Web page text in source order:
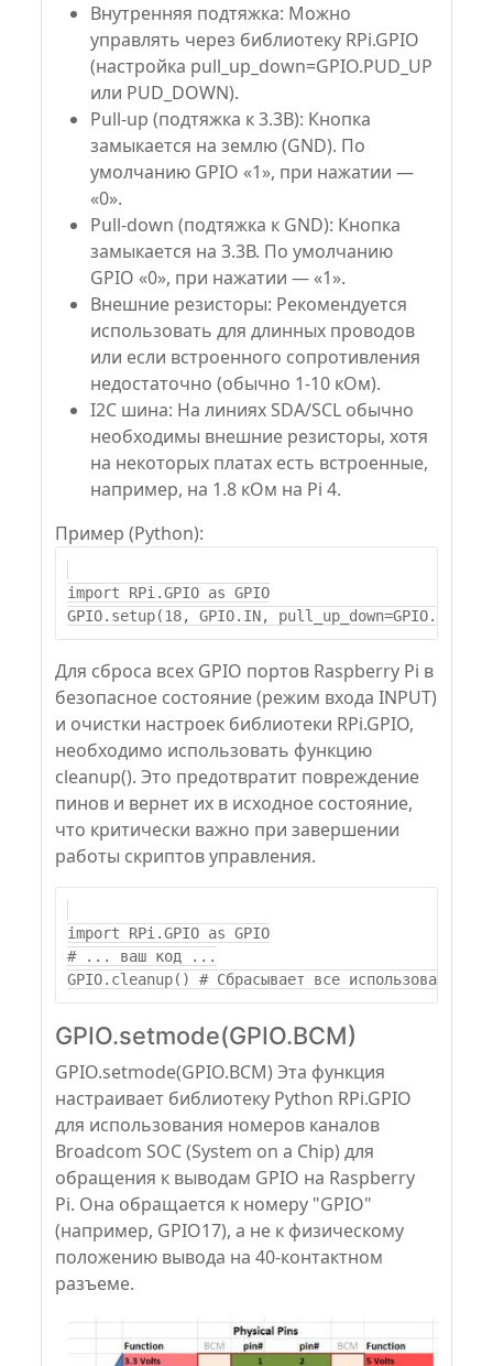
Внутренняя подтяжка: Можно
управлять через библиотеку RPi.GPIO
(настройка pull_up_down=GPIO.PUD_UP
или PUD_DOWN).
Pull-up (подтяжка к 3.3В): Кнопка
замыкается на землю (GND). По
умолчанию GPIO «1», при нажатии —
«0».
Pull-down (подтяжка к GND): Кнопка
замыкается на 3.3В. По умолчанию
GPIO «0», при нажатии — «1».
Внешние резисторы: Рекомендуется
использовать для длинных проводов
или если встроенного сопротивления
недостаточно (обычно 1-10 кОм).
I2C шина: На линиях SDA/SCL обычно
необходимы внешние резисторы, хотя
на некоторых платах есть встроенные,
например, на 1.8 кОм на Pi 4.
Пример (Python):
import RPi.GPIO as GPIO
Для сброса всех GPIO портов Raspberry Pi в
безопасное состояние (режим входа INPUT)
и очистки настроек библиотеки RPi.GPIO,
необходимо использовать функцию
cleanup(). Это предотвратит повреждение
пинов и вернет их в исходное состояние,
что критически важно при завершении
работы скриптов управления.
import RPi.GPIO as GPIO
# ... ваш код ...
GPIO.setmode(GPIO.BCM)
GPIO.setmode(GPIO.BCM) Эта функция
настраивает библиотеку Python RPi.GPIO
для использования номеров каналов
Broadcom SOC (System on a Chip) для
обращения к выводам GPIO на Raspberry
Pi. Она обращается к номеру "GPIO"
(например, GPIO17), а не к физическому
положению вывода на 40-контактном
разъеме.